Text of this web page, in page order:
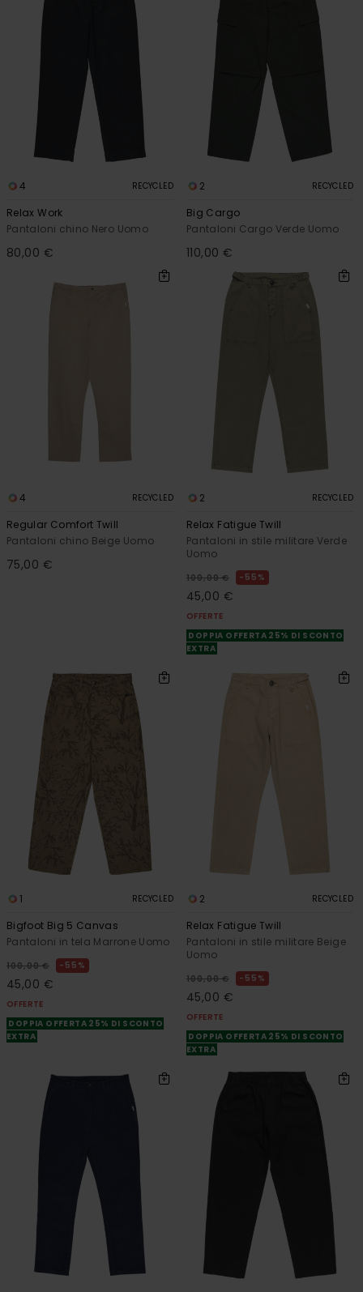
4 RECYCLED
Relax Work
Pantaloni chino Nero Uomo
80,00 €
2 RECYCLED
Big Cargo
Pantaloni Cargo Verde Uomo
110,00 €
4 RECYCLED
Regular Comfort Twill
Pantaloni chino Beige Uomo
75,00 €
2 RECYCLED
Relax Fatigue Twill
Pantaloni in stile militare Verde
Uomo
100,00 € 55%
45,00 €
OFFERTE
DOPPIA OFFERTA 25% DI SCONTO
EXTRA
1 RECYCLED
Bigfoot Big 5 Canvas
Pantaloni in tela Marrone Uomo
100,00 € 55%
45,00 €
OFFERTE
DOPPIA OFFERTA 25% DI SCONTO
EXTRA
2 RECYCLED
Relax Fatigue Twill
Pantaloni in stile militare Beige
Uomo
100,00 € 55%
45,00 €
OFFERTE
DOPPIA OFFERTA 25% DI SCONTO
EXTRA